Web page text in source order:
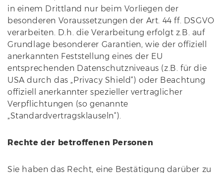
in einem Drittland nur beim Vorliegen der
besonderen Voraussetzungen der Art. 44 ff. DSGVO
verarbeiten. D.h. die Verarbeitung erfolgt z.B. auf
Grundlage besonderer Garantien, wie der offiziell
anerkannten Feststellung eines der EU
entsprechenden Datenschutzniveaus (z.B. für die
USA durch das „Privacy Shield“) oder Beachtung
offiziell anerkannter spezieller vertraglicher
Verpflichtungen (so genannte
„Standardvertragsklauseln“).
Rechte der betroffenen Personen
Sie haben das Recht, eine Bestätigung darüber zu